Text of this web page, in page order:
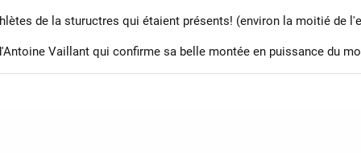
de la stuructres qui étaient présents! (environ la moitié de
Vaillant qui confirme sa belle montée en puissance du